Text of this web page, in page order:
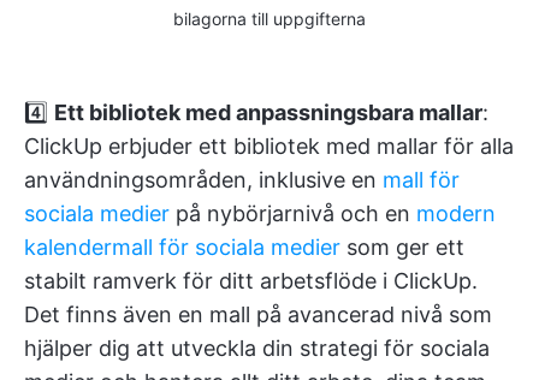
bilagorna till uppgifterna
4️⃣ Ett bibliotek med anpassningsbara mallar:
ClickUp erbjuder ett bibliotek med mallar för alla
användningsområden, inklusive en mall för
sociala medier på nybörjarnivå och en modern
kalendermall för sociala medier som ger ett
stabilt ramverk för ditt arbetsflöde i ClickUp.
Det finns även en mall på avancerad nivå som
hjälper dig att utveckla din strategi för sociala